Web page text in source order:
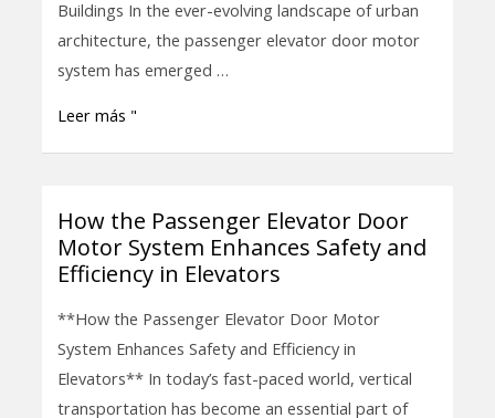
Buildings In the ever-evolving landscape of urban
architecture, the passenger elevator door motor
system has emerged …
System
Enhances
and
Efficiency
Modern
Buildings
Leer más "
How the Passenger Elevator Door
Motor System Enhances Safety and
Efficiency in Elevators
**How the Passenger Elevator Door Motor
System Enhances Safety and Efficiency in
Elevators** In today’s fast-paced world, vertical
transportation has become an essential part of
How
the
Passenger
Elevator
Door
Motor
System